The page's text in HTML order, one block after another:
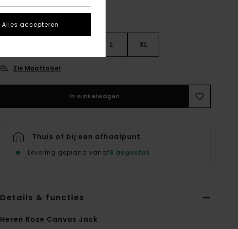
L XL
Zie Maattabel
In winkelwagen
Thuis of bij een afhaalpunt
Levering gepland vanaf8 augustus
Details & functies
Heren Roze Canvas Jack
Alles accepteren